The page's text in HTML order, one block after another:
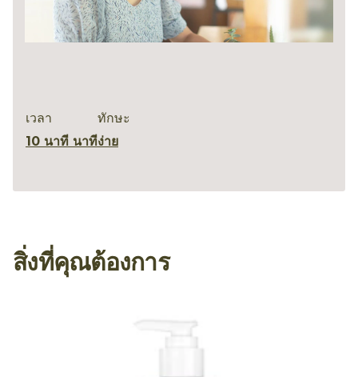
เวลา
10 นาที นาที
ทักษะ
ง่าย
สิ่งที่คุณต้องการ